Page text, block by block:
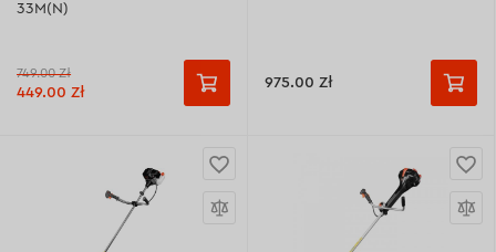
33M(N)
449.00 Zł
749.00 Zł
975.00 Zł